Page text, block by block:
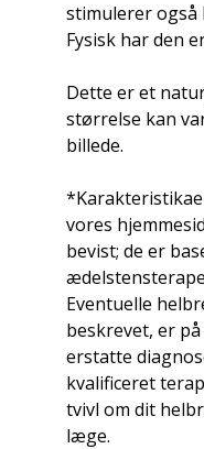
stimulerer også
Fysisk har den
Dette er et
størrelse kan
billede.
vores
bevist; de er
Eventuelle
beskrevet, er
erstatte
kvalificeret
tvivl om dit
læge.